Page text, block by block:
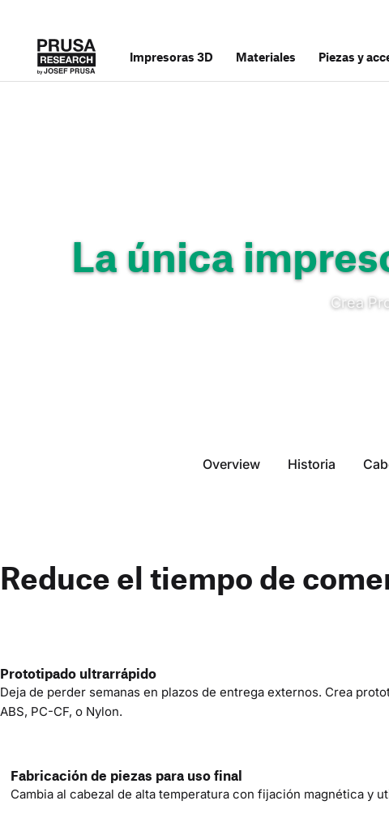
Impresoras 3D Materiales Piezas y
La única
Crea
Overview Historia
Reduce el tiempo de
Prototipado ultrarrápido
Deja de perder semanas en plazos de entrega externos. Crea
ABS, PC-CF, o Nylon.
Fabricación de piezas para uso final
Cambia al cabezal de alta temperatura con fijación magnética y